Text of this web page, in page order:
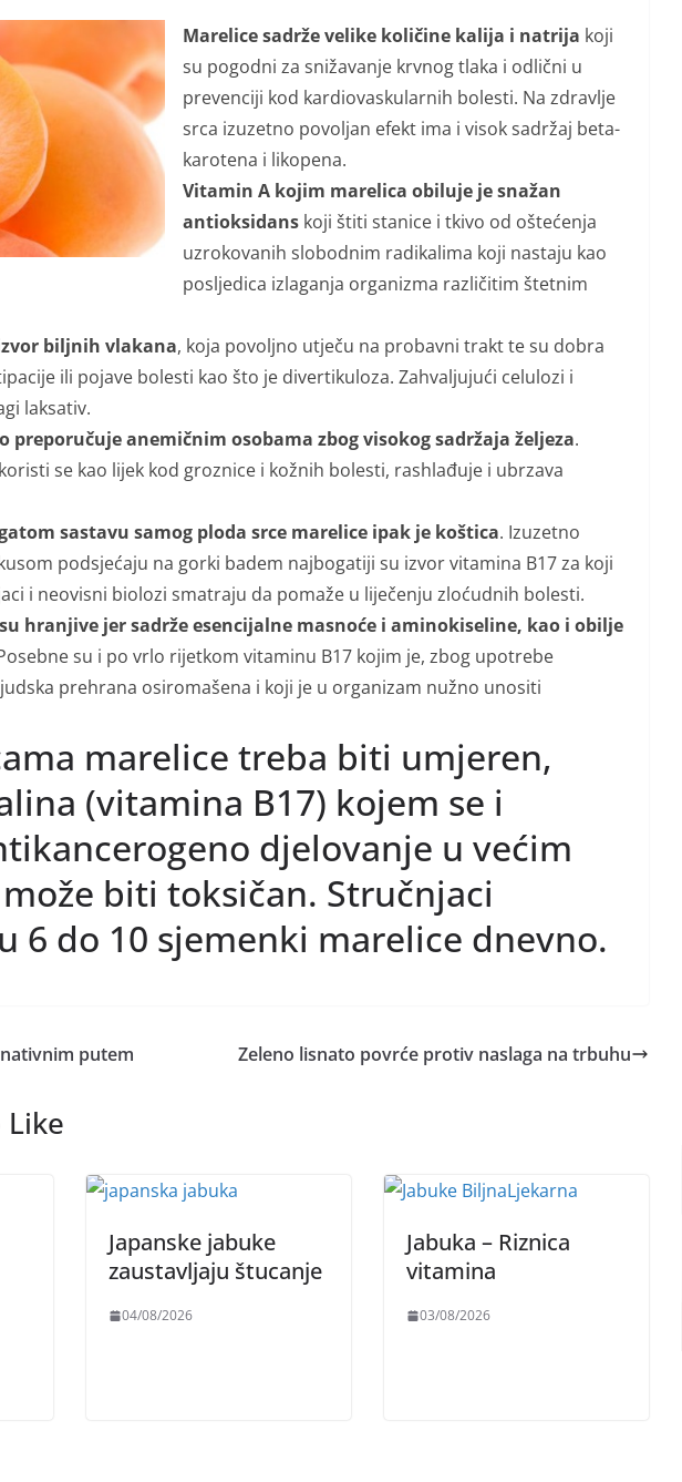
Marelice sadrže velike količine kalija i natrija koji
su pogodni za snižavanje krvnog tlaka i odlični u
prevenciji kod kardiovaskularnih bolesti. Na zdravlje
srca izuzetno povoljan efekt ima i visok sadržaj beta-
karotena i likopena.
Vitamin A kojim marelica obiluje je snažan
antioksidans koji štiti stanice i tkivo od oštećenja
uzrokovanih slobodnim radikalima koji nastaju kao
posljedica izlaganja organizma različitim štetnim
biljnih vlakana, koja povoljno utječu na probavni trakt te su dobra
ili pojave bolesti kao što je divertikuloza. Zahvaljujući celulozi i
laksativ.
preporučuje anemičnim osobama zbog visokog sadržaja željeza.
se kao lijek kod groznice i kožnih bolesti, rashlađuje i ubrzava
sastavu samog ploda srce marelice ipak je koštica. Izuzetno
podsjećaju na gorki badem najbogatiji su izvor vitamina B17 za koji
i neovisni biolozi smatraju da pomaže u liječenju zloćudnih bolesti.
hranjive jer sadrže esencijalne masnoće i aminokiseline, kao i obilje
su i po vrlo rijetkom vitaminu B17 kojim je, zbog upotrebe
prehrana osiromašena i koji je u organizam nužno unositi
marelice treba biti umjeren,
(vitamina B17) kojem se i
djelovanje u većim
biti toksičan. Stručnjaci
6 do 10 sjemenki marelice dnevno.
putem Zeleno lisnato povrće protiv naslaga na trbuhu
Like
Japanske jabuke
zaustavljaju štucanje
04/08/2026
Jabuka – Riznica
vitamina
03/08/2026